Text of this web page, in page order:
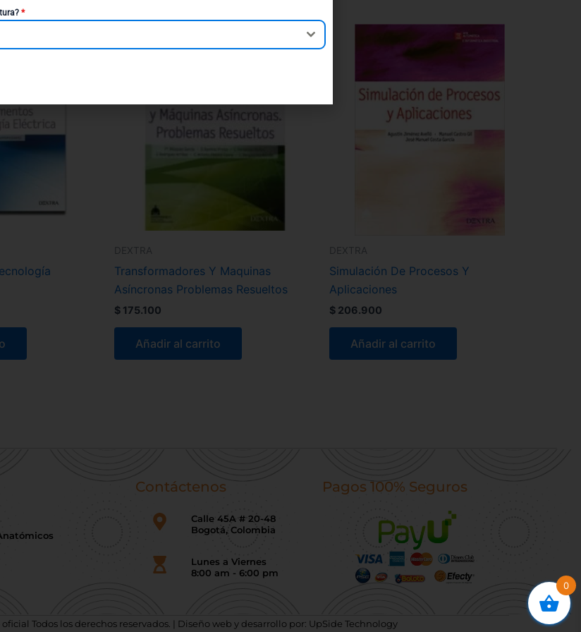
DEXTRA
Transformadores Y Maquinas
Asíncronas Problemas Resueltos
$ 175.100
Añadir al carrito
DEXTRA
Simulación De Procesos Y
Aplicaciones
$ 206.900
Añadir al carrito
Contáctenos
Calle 45A # 20-48
Bogotá, Colombia
Lunes a Viernes
8:00 am - 6:00 pm
Pagos 100% Seguros
Todos los derechos reservados. | Diseño web y desarrollo por: UpSide Technology
0
*